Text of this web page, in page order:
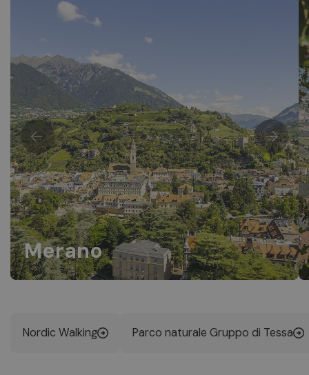
Merano
Nordic Walking Parco naturale Gruppo di Tessa